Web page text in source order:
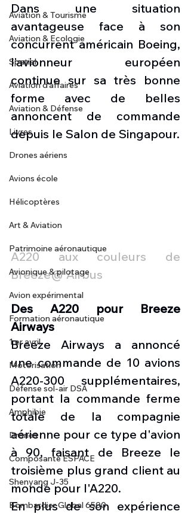
Aviation & Tourisme
Aviation & Ecologie
Spatial
Aviation d'affaires
Aviation & Défense
Livres
Drones aériens
Avions école
Hélicoptères
Art & Aviation
Patrimoine aéronautique
Avionique & pilotage
Avion expérimental
Formation aéronautique
1 er avril
Motorisation
Défense sol-air DSA
Amphibie
Drones
Composante ESPACE
Shenyang J-35
Bombardier Global 6500
Dans une situation
avantageuse face à son
concurrent américain Boeing,
l’avionneur européen
continue sur sa très bonne
forme avec de belles
annoncent de commande
depuis le Salon de Singapour.
A220 aux couleurs de
Breeze@ Airbus
Des A220 pour Breeze
Airways
Breeze Airways a annoncé
une commande de 10 avions
A220-300 supplémentaires,
portant la commande ferme
totale de la compagnie
aérienne pour ce type d'avion
à 90, faisant de Breeze le
troisième plus grand client au
monde pour l'A220.
En plus de son expérience